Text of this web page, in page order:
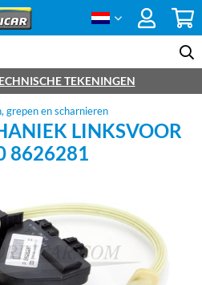
TEKENINGEN
grepen en scharnieren
LINKSVOOR
8626281